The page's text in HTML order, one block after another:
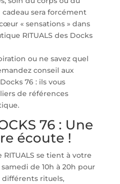
sera forcément
« sensations » dans
RITUALS des Docks
ou ne savez quel
conseil aux
76 : ils vous
de références
76 : Une
écoute !
se tient à votre
de 10h à 20h pour
différents rituels,